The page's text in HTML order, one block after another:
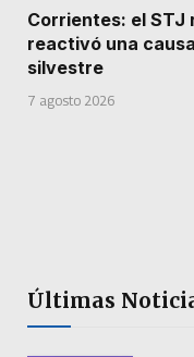
Corrientes: el STJ
reactivó una
silvestre
7 agosto 2026
Últimas